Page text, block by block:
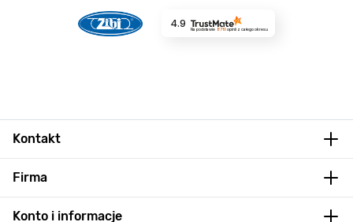
4.9
Na podstawie 8710opinii z całego okresu
Kontakt
Firma
Konto i informacje